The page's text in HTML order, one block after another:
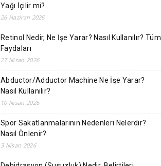
Yağı İçilir mi?
26 Haziran 2026
Retinol Nedir, Ne İşe Yarar? Nasıl Kullanılır? Tüm
Faydaları
27 Nisan 2026
Abductor/Adductor Machine Ne İşe Yarar?
Nasıl Kullanılır?
10 Nisan 2026
Spor Sakatlanmalarının Nedenleri Nelerdir?
Nasıl Önlenir?
3 Nisan 2026